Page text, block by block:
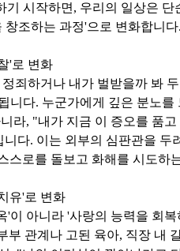
기 시작하면 , 우리의 일상은 단
창조하는 과정'으로 변화합니다.
'로 변화
죄하거나 내가 벌받을까 봐
니다. 누군가에게 깊은 분노를
라, "내가 지금 이 증오를 품
니다. 이는 외부의 심판관을 두
스로를 돌보고 화해를 시도하
유'로 변화
'이 아니라 '사랑의 능력을 회
부 관계나 고된 육아, 직장 내